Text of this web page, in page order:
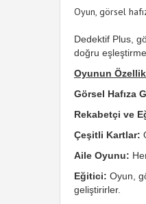
Oyun, görsel
Dedektif Plus,
doğru
Oyunun
Görsel Hafıza
Rekabetçi ve
Çeşitli Kartlar:
Aile Oyunu:
Eğitici: Oyun,
geliştirirler.